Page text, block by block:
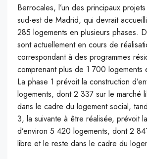
Berrocales, l’un des principaux
sud-est de Madrid, qui devrait
285 logements en plusieurs phases.
sont actuellement en cours de
correspondant à des programmes
comprenant plus de 1 700 logements
La phase 1 prévoit la construction
logements, dont 2 337 sur le marché
dans le cadre du logement social,
3, la suivante à être réalisée, prévoit
d’environ 5 420 logements, dont 2
libre et le reste dans le cadre du